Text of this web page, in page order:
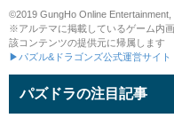
©2019 GungHo Online Entertainment,
※アルテマに掲載しているゲーム内
該コンテンツの提供元に帰属します
▶パズル&ドラゴンズ公式運営サイト
パズドラの注目記事